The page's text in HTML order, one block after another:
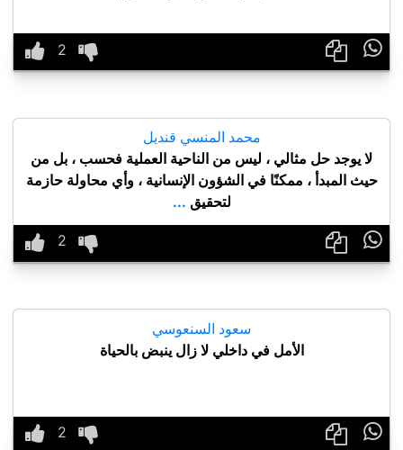

محمد المنسي قنديل
لا يوجد حل مثالي ، ليس من الناحية العملية فحسب ، بل من
حيث المبدأ ، ممكنًا في الشؤون الإنسانية ، وأي محاولة حازمة
لتحقيق ...

سعود السنعوسي
الأمل في داخلي لا زال ينبض بالحياة
